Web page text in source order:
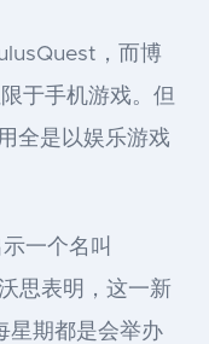
，而博
于手机游戏。但
全是以娱乐游戏
一个名叫
思表明，这一新
星期都是会举办